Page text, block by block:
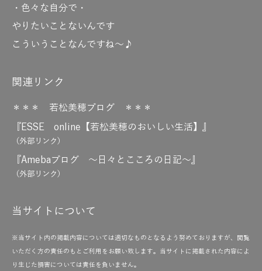
・色々な自分で・
やりたいことないんです
こういうことなんですね～♪
関連リンク
＊＊＊ 若松美穂ブログ ＊＊＊
『ESSE online【若松美穂のおいしい生活】』
（外部リンク）
『Amebaブログ ～日々とこころの日記～』
（外部リンク）
当サイトについて
※当サイト内の掲載内容については適切なものとなるよう努めておりますが、閲覧
いただく方の責任のもとご利用をお願い致します。当サイトに掲載された内容によ
り生じた損害については責任を負いません。